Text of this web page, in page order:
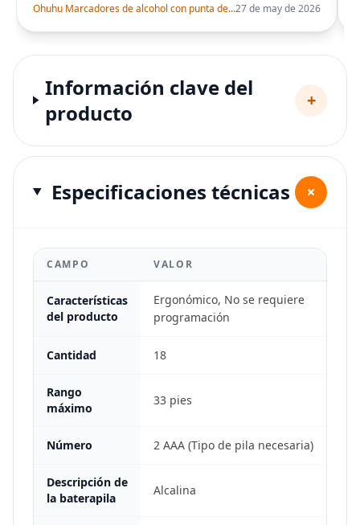
Ohuhu Marcadores de alcohol con punta de pincel – Juego de marcadores artísticos de doble punta con certificación AP para artistas adultos27 de may de 2026
Información clave del
producto
+
Especificaciones técnicas +
CAMPO VALOR
Características
del producto
Ergonómico, No se requiere
programación
Cantidad 18
Rango
máximo
33 pies
Número 2 AAA (Tipo de pila necesaria)
Descripción de
la baterapila
Alcalina